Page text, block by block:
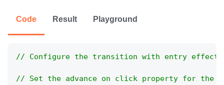
Code Result Playground
// Configure the transition with entry effect
// Set the advance on click property for the